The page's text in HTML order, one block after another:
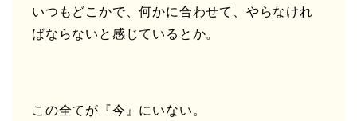
いつもどこかで、何かに合わせて、やらなけれ
ばならないと感じているとか。
この全てが『今』にいない。